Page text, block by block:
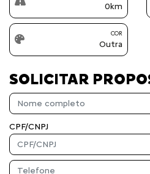
0km
COR
Outra
SOLICITAR
CPF/CNPJ